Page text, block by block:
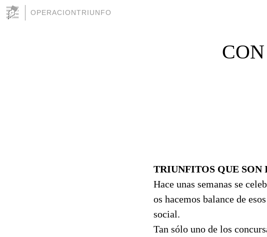
OPERACIONTRIUNFO
TRIUNFITOS QUE SON
Hace unas semanas se
os hacemos balance de
social.
Tan sólo uno de los